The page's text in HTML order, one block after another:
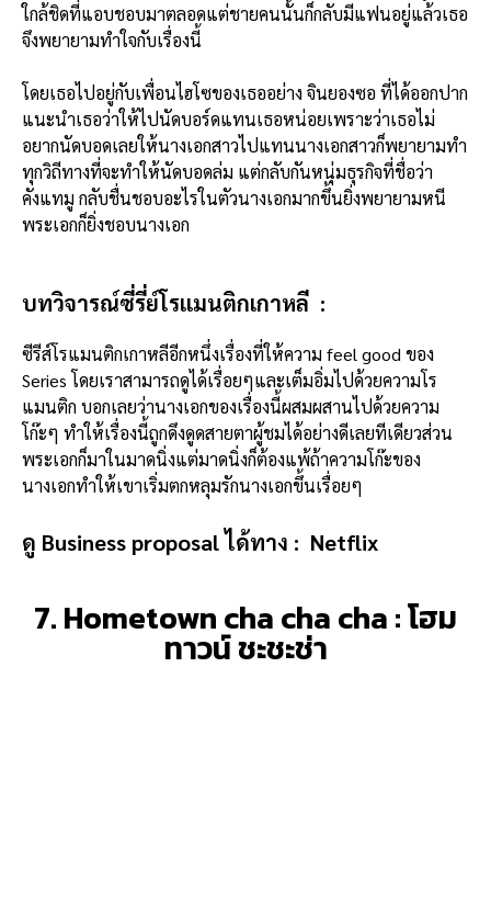
ใกล้ชิดที่แอบชอบมาตลอดแต่ชายคนนั้นก็กลับมีแฟนอยู่แล้วเธอ
จึงพยายามทำใจกับเรื่องนี้
โดยเธอไปอยู่กับเพื่อนไฮโซของเธออย่าง จินยองซอ ที่ได้ออกปาก
แนะนำเธอว่าให้ไปนัดบอร์ดแทนเธอหน่อยเพราะว่าเธอไม่
อยากนัดบอดเลยให้นางเอกสาวไปแทนนางเอกสาวก็พยายามทำ
ทุกวิถีทางที่จะทำให้นัดบอดล่ม แต่กลับกันหนุ่มธุรกิจที่ชื่อว่า
คังแทมู กลับชื่นชอบอะไรในตัวนางเอกมากขึ้นยิ่งพยายามหนี
พระเอกก็ยิ่งชอบนางเอก
บทวิจารณ์ซี่รี่ย์โรแมนติกเกาหลี :
ซีรีส์โรแมนติกเกาหลีอีกหนึ่งเรื่องที่ให้ความ feel good ของ
Series โดยเราสามารถดูได้เรื่อยๆและเต็มอิ่มไปด้วยความโร
แมนติก บอกเลยว่านางเอกของเรื่องนี้ผสมผสานไปด้วยความ
โก๊ะๆ ทำให้เรื่องนี้ถูกดึงดูดสายตาผู้ชมได้อย่างดีเลยทีเดียวส่วน
พระเอกก็มาในมาดนิ่งแต่มาดนิ่งก็ต้องแพ้ถ้าความโก๊ะของ
นางเอกทำให้เขาเริ่มตกหลุมรักนางเอกขึ้นเรื่อยๆ
ดู Business proposal ได้ทาง : Netflix
7. Hometown cha cha cha : โฮม
ทาวน์ ชะชะช่า